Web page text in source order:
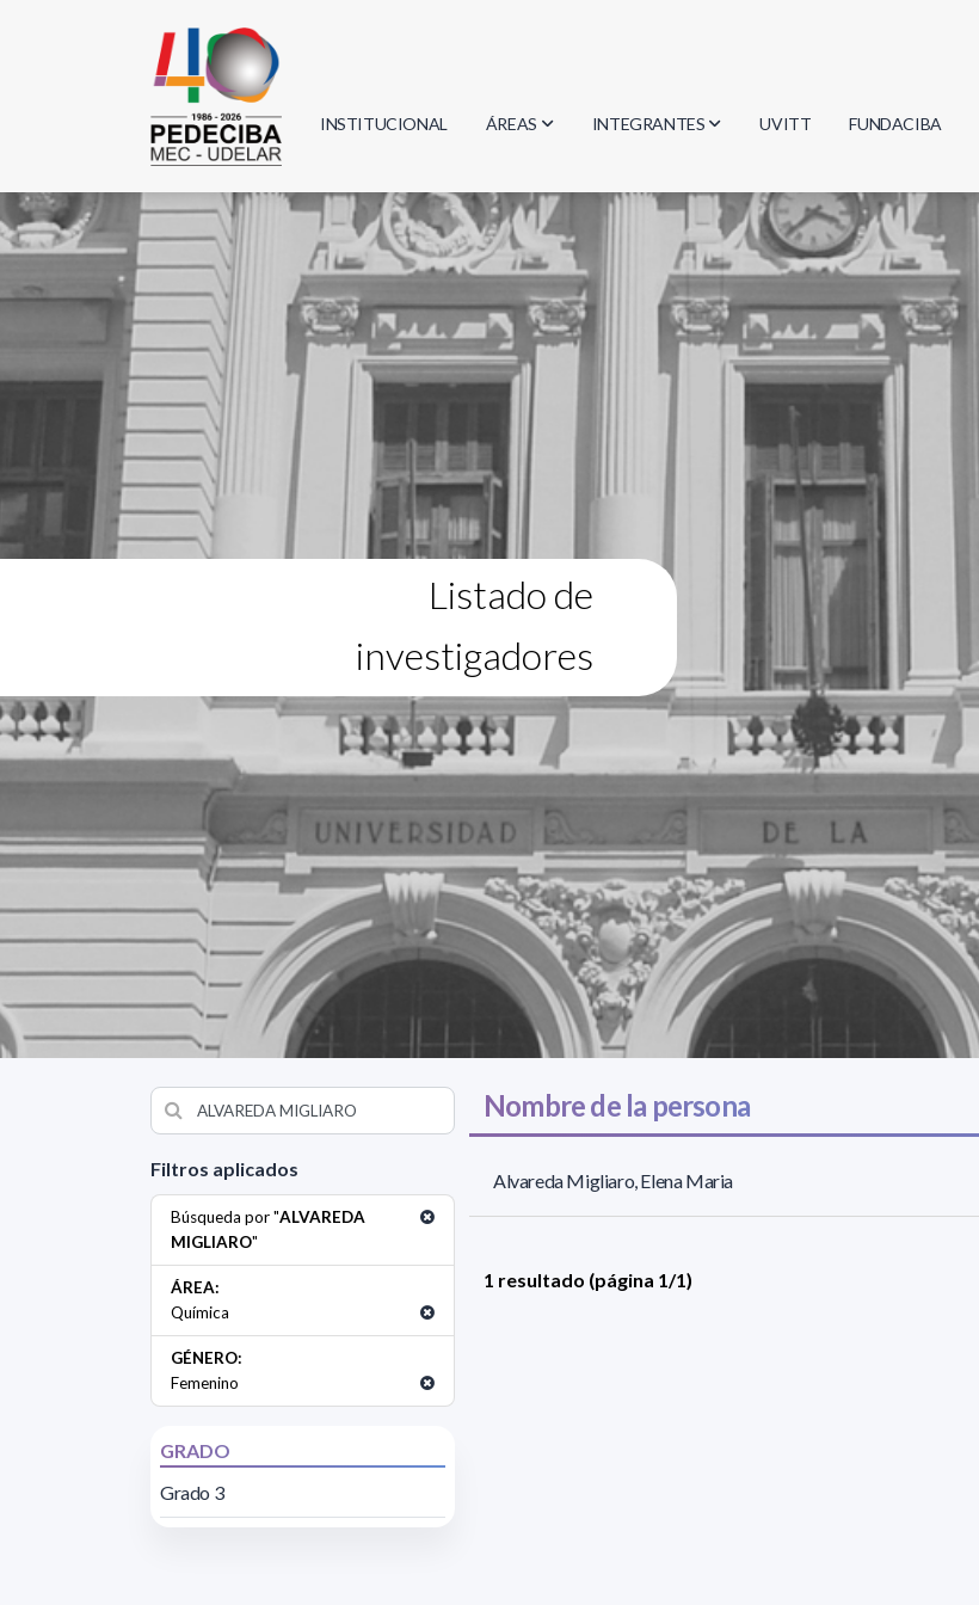
INSTITUCIONAL ÁREAS
Biología
Física
Geociencias
Informática
Matemática
INTEGRANTES
Investigadores
Estudiantes
Egresados
UVITT FUNDACIBA
Listado de
investigadores
Filtros aplicados
Búsqueda por "ALVAREDA
MIGLIARO"
ÁREA:
Química
GÉNERO:
Femenino
GRADO
Grado 3
Nombre de la persona
Alvareda Migliaro, Elena Maria
1 resultado (página 1/1)